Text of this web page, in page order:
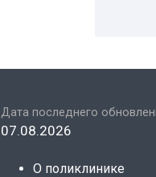
Дата последнего
07.08.2026
О поликлинике